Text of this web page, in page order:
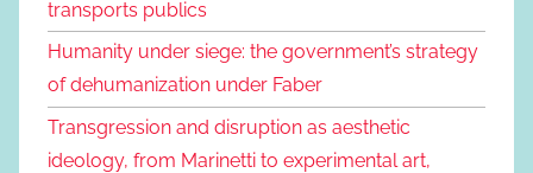
transports publics
Humanity under siege: the government’s strategy
of dehumanization under Faber
Transgression and disruption as aesthetic
ideology, from Marinetti to experimental art,